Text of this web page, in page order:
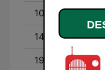
10:00 - 14:00
14:00 - 19:00
19:00 - 22:59